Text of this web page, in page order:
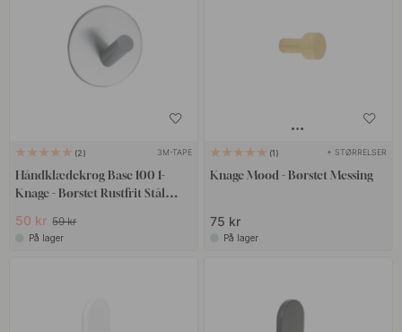
2 3M-TAPE
Håndklædekrog Base 100 1-
Knage - Børstet Rustfrit Stål
50 kr 59 kr
På lager
1 + STØRRELSER
Knage Mood - Børstet Messing
75 kr
På lager